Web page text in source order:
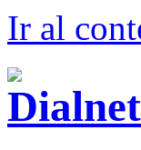
Ir al